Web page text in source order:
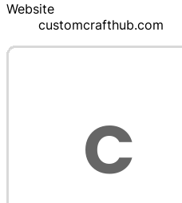
Website
customcrafthub.com